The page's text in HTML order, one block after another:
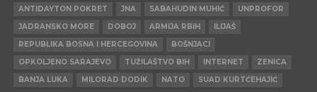
ANTIDAYTON POKRET
JNA SABAHUDIN MUHIĆ
UNPROFOR
JADRANSKO MORE
DOBOJ ARMIJA RBIH
ILIJAŠ
REPUBLIKA BOSNA I HERCEGOVINA
BOŠNJACI
OPKOLJENO SARAJEVO
TUŽILAŠTVO BIH INTERNET
ZENICA
BANJA LUKA
MILORAD DODIK NATO SUAD KURTĆEHAJIĆ